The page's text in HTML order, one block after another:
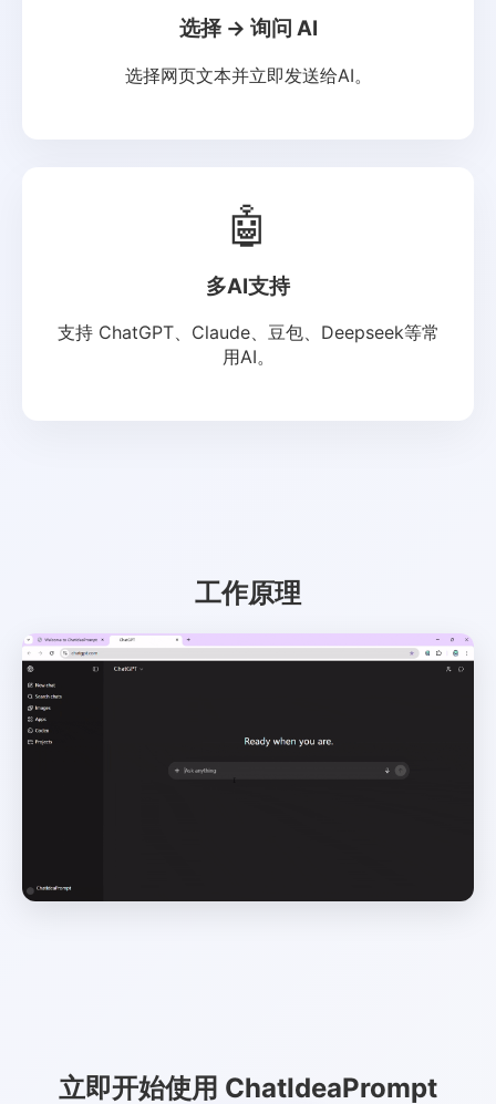
选择 → 询问 AI
选择网页文本并立即发送给AI。
🤖
多AI支持
支持 ChatGPT、Claude、豆包、Deepseek等常
用AI。
工作原理
立即开始使用 ChatIdeaPrompt